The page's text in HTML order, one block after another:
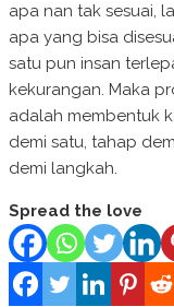
apa nan tak sesuai,
apa yang bisa
satu pun insan
kekurangan. Maka
adalah membentuk
demi satu, tahap
demi langkah.
Spread the love